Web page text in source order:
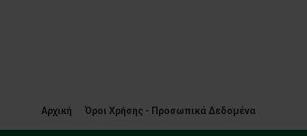
Αρχική Όροι Χρήσης - Προσωπικά Δεδομένα